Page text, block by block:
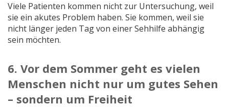
Viele Patienten kommen nicht zur Untersuchung, weil
sie ein akutes Problem haben. Sie kommen, weil sie
nicht länger jeden Tag von einer Sehhilfe abhängig
sein möchten.
6. Vor dem Sommer geht es vielen
Menschen nicht nur um gutes Sehen
– sondern um Freiheit